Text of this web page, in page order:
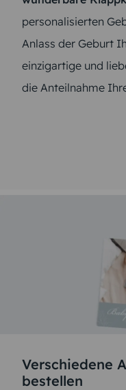
personalisierten
Anlass der Geburt
einzigartige und
die Anteilnahme
Verschiedene
bestellen